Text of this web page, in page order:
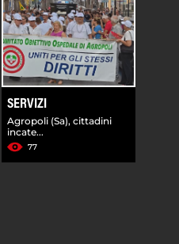
SERVIZI
Agropoli (Sa), cittadini
incate...
77